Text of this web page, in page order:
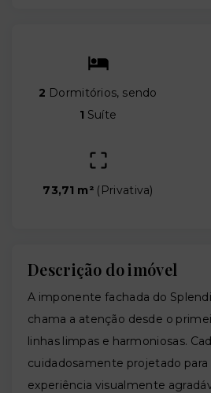
2 Dormitórios, sendo
1 Suíte
73,71 m² ( Privativa)
Descrição do imóvel
A imponente fachada do
chama a atenção desde o
linhas limpas e harmoniosas.
cuidadosamente projetado
experiência visualmente